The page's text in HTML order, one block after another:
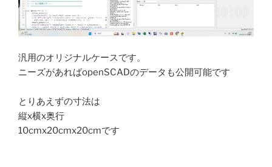
汎用のオリジナルケースです。
ニーズがあればopenSCADのデータも公開可能です
とりあえずの寸法は
縦x横x奥行
10cmx20cmx20cmです